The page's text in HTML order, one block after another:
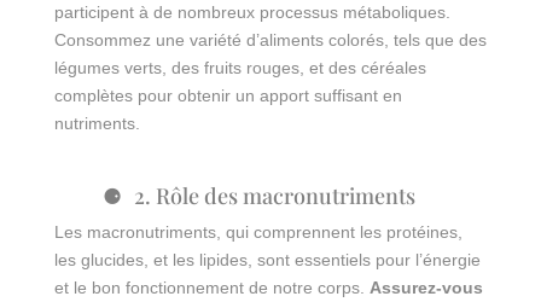
participent à de nombreux processus métaboliques.
Consommez une variété d’aliments colorés, tels que des
légumes verts, des fruits rouges, et des céréales
complètes pour obtenir un apport suffisant en
nutriments.
2. Rôle des macronutriments
Les macronutriments, qui comprennent les protéines,
les glucides, et les lipides, sont essentiels pour l’énergie
et le bon fonctionnement de notre corps. Assurez-vous